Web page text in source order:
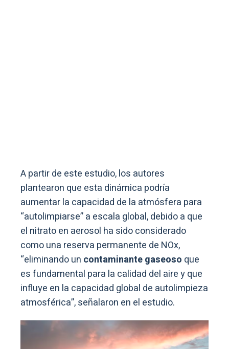
A partir de este estudio, los autores
plantearon que esta dinámica podría
aumentar la capacidad de la atmósfera para
“autolimpiarse” a escala global, debido a que
el nitrato en aerosol ha sido considerado
como una reserva permanente de NOx,
“eliminando un contaminante gaseoso que
es fundamental para la calidad del aire y que
influye en la capacidad global de autolimpieza
atmosférica”, señalaron en el estudio.